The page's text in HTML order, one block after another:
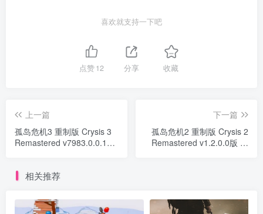
喜欢就支持一下吧
点赞12 分享 收藏
上一篇
孤岛危机3 重制版 Crysis 3
Remastered v7983.0.0.1版
下一篇
孤岛危机2 重制版 Crysis 2
Remastered v1.2.0.0版 官
相关推荐